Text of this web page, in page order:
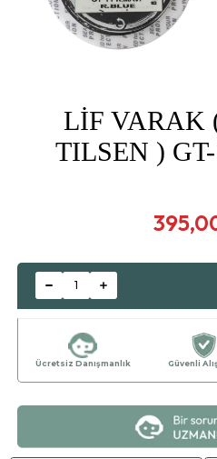
LİF VARAK
TILSEN )
Ücretsiz Danışmanlık Güvenli